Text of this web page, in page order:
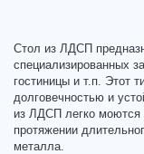
Стол из ЛДСП
специализированных
гостиницы и т.п. Этот
долговечностью и
из ЛДСП легко моются
протяжении
металла.